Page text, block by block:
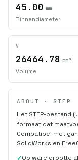
45.00 mm
Binnendiameter
V
26464.78 mm³
Volume
ABOUT · STEP
Het STEP-bestand
formaat dat
Compatibel met
SolidWorks en
Op ware grootte